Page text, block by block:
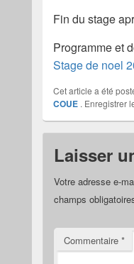
Fin du stage
Programme et
Stage de noel
Cet article a été
COUE. Enregistrer
Laisser
Votre adresse e-
champs
Commentaire *